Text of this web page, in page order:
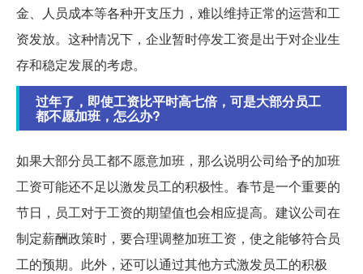
金、人员成本等各种开支压力，难以维持正常的运营和工
资发放。这种情况下，企业暂时停发工资是出于对企业生
存和稳定发展的考虑。
过年了，即使工资比平时高七倍，可是大部分员工
都不愿加班，怎么办?
如果大部分员工都不愿意加班，那么说明公司给予的加班
工资可能还不足以激发员工的积极性。春节是一个重要的
节日，员工对于工资的期望值也会相应提高。建议公司在
制定薪酬政策时，要合理调整加班工资，使之能够符合员
工的预期。此外，还可以通过其他方式激发员工的积极